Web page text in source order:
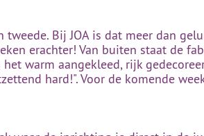
Bij JOA is dat meer dan
erachter! Van buiten staat de
warm aangekleed, rijk
hard!". Voor de komende